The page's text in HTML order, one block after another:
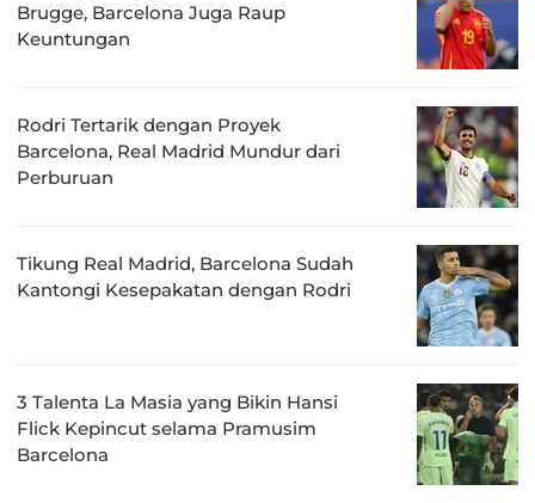
Brugge, Barcelona Juga Raup
Keuntungan
Rodri Tertarik dengan Proyek
Barcelona, Real Madrid Mundur dari
Perburuan
Tikung Real Madrid, Barcelona Sudah
Kantongi Kesepakatan dengan Rodri
3 Talenta La Masia yang Bikin Hansi
Flick Kepincut selama Pramusim
Barcelona